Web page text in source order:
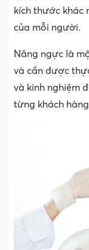
kích thước khác
của mỗi người.
Nâng ngực là
và cần được
và kinh nghiệm
từng khách